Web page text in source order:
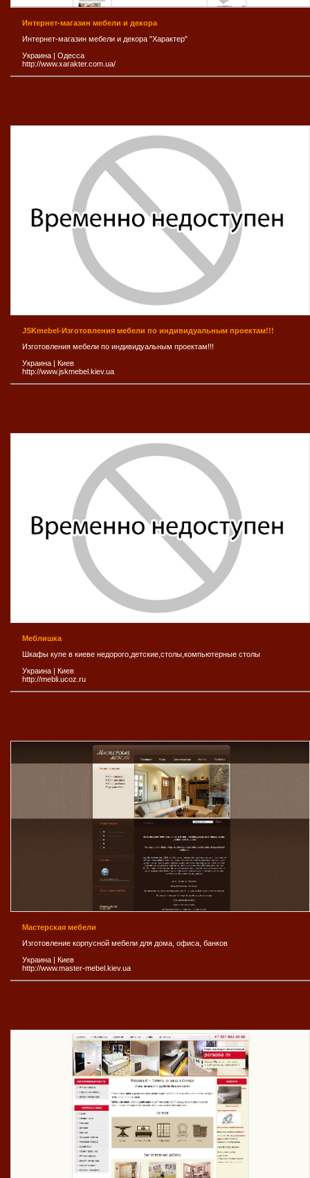
Интернет-магазин мебели и декора
Интернет-магазин мебели и декора "Характер"
Украина | Одесса
http://www.xarakter.com.ua/
JSKmebel-Изготовления мебели по индивидуальным проектам!!!
Изготовления мебели по индивидуальным проектам!!!
Украина | Киев
http://www.jskmebel.kiev.ua
Меблишка
Шкафы купе в киеве недорого,детские,столы,компьютерные столы
Украина | Киев
http://mebli.ucoz.ru
Мастерская мебели
Изготовление корпусной мебели для дома, офиса, банков
Украина | Киев
http://www.master-mebel.kiev.ua